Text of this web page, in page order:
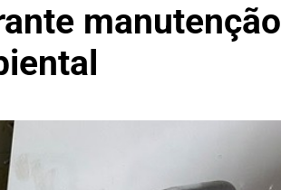
manutenção